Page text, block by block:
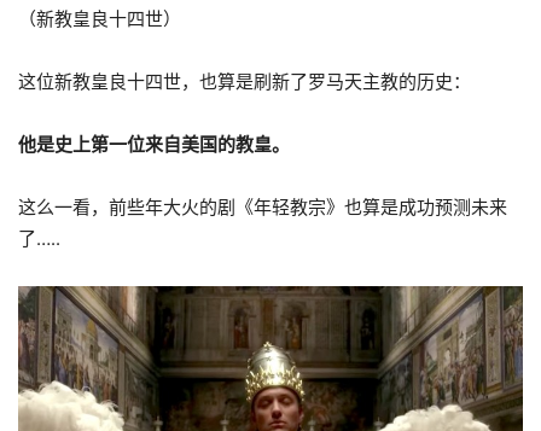
（新教皇良十四世）
这位新教皇良十四世，也算是刷新了罗马天主教的历史：
他是史上第一位来自美国的教皇。
这么一看，前些年大火的剧《年轻教宗》也算是成功预测未来
了…..